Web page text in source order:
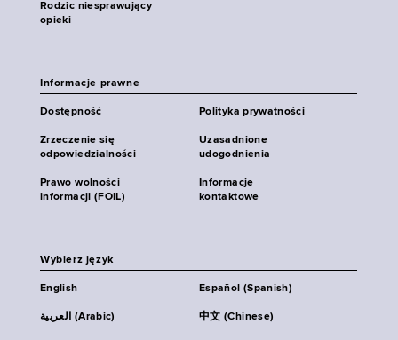
Rodzic niesprawujący
opieki
Informacje prawne
Dostępność Polityka prywatności
Zrzeczenie się
odpowiedzialności
Uzasadnione
udogodnienia
Prawo wolności
informacji (FOIL)
Informacje
kontaktowe
Wybierz język
English Español (Spanish)
العربية (Arabic) 中文 (Chinese)